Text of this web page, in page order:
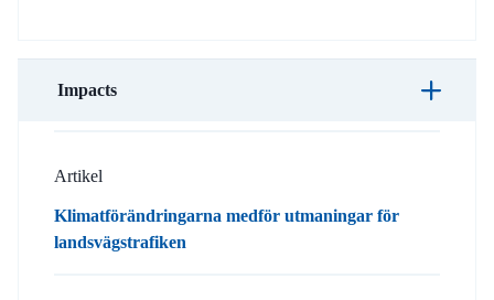
Impacts
Artikel
Klimatförändringarna medför utmaningar för
landsvägstrafiken